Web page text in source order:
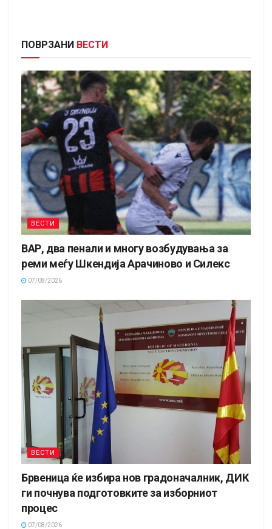
ПОВРЗАНИ ВЕСТИ
ВЕСТИ
ВАР, два пенали и многу возбудувања за
реми меѓу Шкендија Арачиново и Силекс
07/08/2026
ВЕСТИ
Брвеница ќе избира нов градоначалник, ДИК
ги почнува подготовките за изборниот
процес
07/08/2026